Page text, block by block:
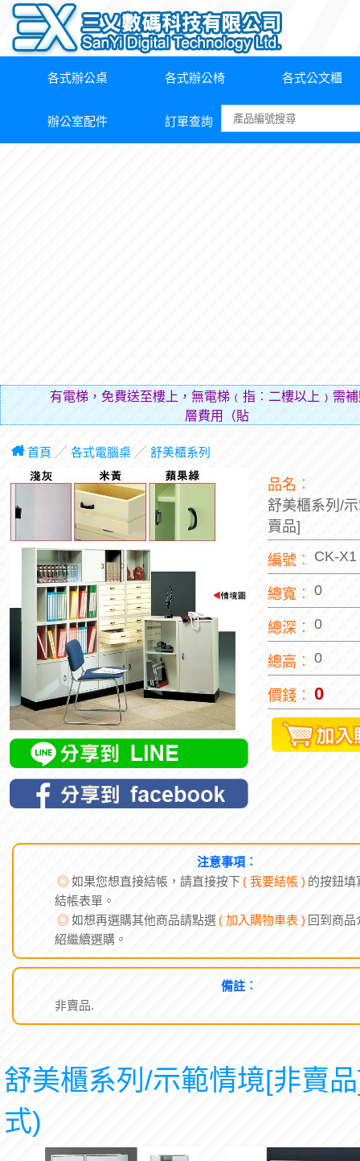
各式辦公桌 各式辦公椅 各式公文櫃
辦公室配件 訂單查詢
有電梯，免費送至樓上，無電梯﹙指︰二樓以上﹚需
層費用（貼補搬運人的辛勞
首頁 ╱ 各式電腦桌╱ 舒美櫃系列
品名︰
舒美櫃系列/
賣品]
編號︰ CK-X1
總寬︰ 0
總深︰ 0
總高︰ 0
價錢︰ 0
注意事項︰
◎如果您想直接結帳，請直接按下 ( 我要結帳 ) 的按鈕填
結帳表單。
◎如想再選購其他商品請點選 ( 加入購物車表 ) 回到商品
紹繼續選購。
備註︰
非賣品.
舒美櫃系列/示範情境[非賣
式)